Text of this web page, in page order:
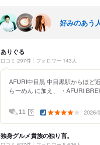
好みのあう
ありぐる
口コミ 297件 フォロワー 143人
AFURI中目黒 中目黒駅からほど
らーめん に加え、 ・AFURI
11 ？ 2026/
独身グルメ貴族の独り言。